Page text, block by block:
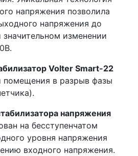
напряжения позволила
напряжения до
изменении
Volter Smart-22
помещения в разрыв фазы
напряжения
на бесступенчатом
уровня напряжения
входного напряжения.